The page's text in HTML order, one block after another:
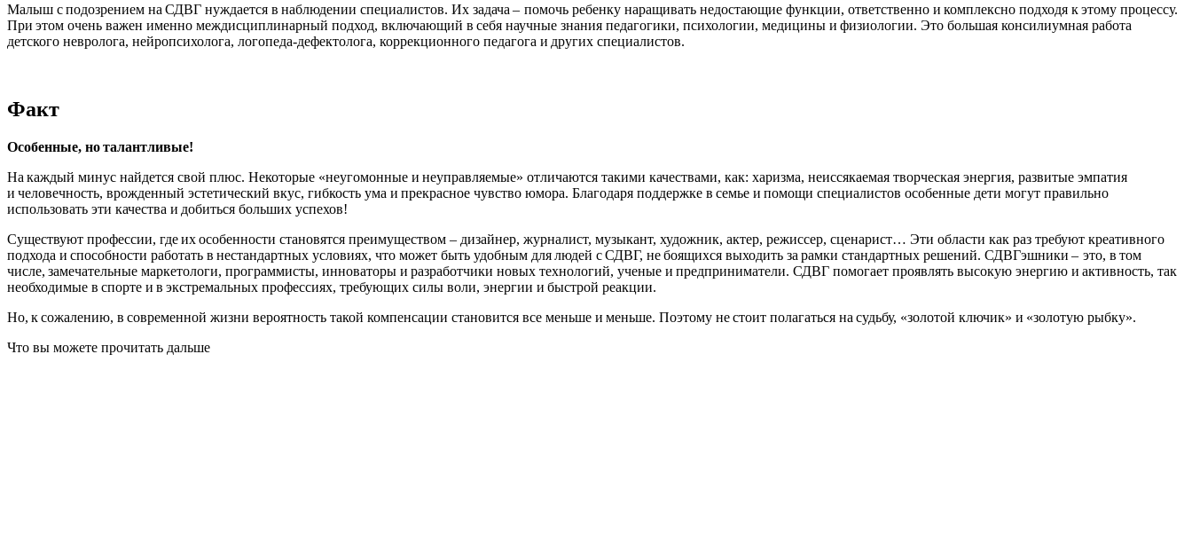
Малыш с подозрением на СДВГ нуждается в наблюдении специалистов. Их задача – помочь ребенку наращивать недостающие функции, ответственно и комплексно подходя к этому процессу.
При этом очень важен именно междисциплинарный подход, включающий в себя научные знания педагогики, психологии, медицины и физиологии. Это большая консилиумная работа
детского невролога, нейропсихолога, логопеда-дефектолога, коррекционного педагога и других специалистов.
Факт
Особенные, но талантливые!
На каждый минус найдется свой плюс. Некоторые «неугомонные и неуправляемые» отличаются такими качествами, как: харизма, неиссякаемая творческая энергия, развитые эмпатия
и человечность, врожденный эстетический вкус, гибкость ума и прекрасное чувство юмора. Благодаря поддержке в семье и помощи специалистов особенные дети могут правильно
использовать эти качества и добиться больших успехов!
Существуют профессии, где их особенности становятся преимуществом – дизайнер, журналист, музыкант, художник, актер, режиссер, сценарист… Эти области как раз требуют креативного
подхода и способности работать в нестандартных условиях, что может быть удобным для людей с СДВГ, не боящихся выходить за рамки стандартных решений. СДВГэшники – это, в том
числе, замечательные маркетологи, программисты, инноваторы и разработчики новых технологий, ученые и предприниматели. СДВГ помогает проявлять высокую энергию и активность, так
необходимые в спорте и в экстремальных профессиях, требующих силы воли, энергии и быстрой реакции.
Но, к сожалению, в современной жизни вероятность такой компенсации становится все меньше и меньше. Поэтому не стоит полагаться на судьбу, «золотой ключик» и «золотую рыбку».
Что вы можете прочитать дальше